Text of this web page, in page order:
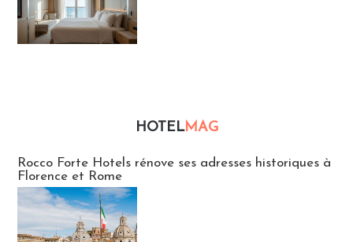
HOTELMAG
Rocco Forte Hotels rénove ses adresses historiques à
Florence et Rome